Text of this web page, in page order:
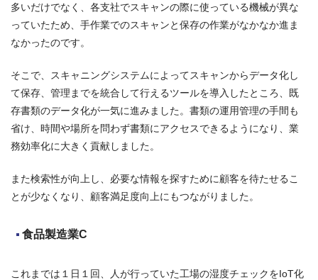
多いだけでなく、各支社でスキャンの際に使っている機械が異な
っていたため、手作業でのスキャンと保存の作業がなかなか進ま
なかったのです。
そこで、スキャニングシステムによってスキャンからデータ化し
て保存、管理までを統合して行えるツールを導入したところ、既
存書類のデータ化が一気に進みました。書類の運用管理の手間も
省け、時間や場所を問わず書類にアクセスできるようになり、業
務効率化に大きく貢献しました。
また検索性が向上し、必要な情報を探すために顧客を待たせるこ
とが少なくなり、顧客満足度向上にもつながりました。
食品製造業C
これまでは１日１回、人が行っていた工場の湿度チェックをIoT化